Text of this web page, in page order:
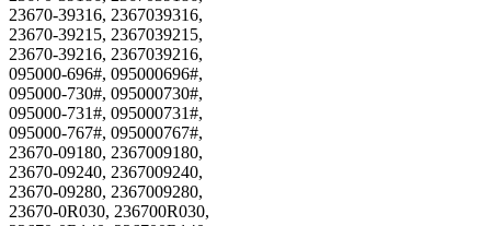
23670-39316, 2367039316,
23670-39215, 2367039215,
23670-39216, 2367039216,
095000-696#, 095000696#,
095000-730#, 095000730#,
095000-731#, 095000731#,
095000-767#, 095000767#,
23670-09180, 2367009180,
23670-09240, 2367009240,
23670-09280, 2367009280,
23670-0R030, 236700R030,